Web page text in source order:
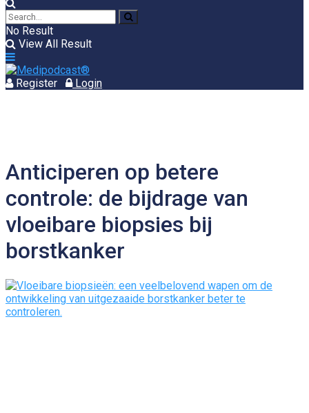
No Result
View All Result
Register Login
Anticiperen op betere
controle: de bijdrage van
vloeibare biopsies bij
borstkanker